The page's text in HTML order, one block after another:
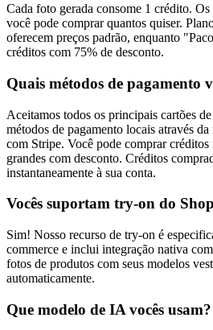
Cada foto gerada consome 1 crédito.
você pode comprar quantos quiser.
oferecem preços padrão, enquanto
créditos com 75% de desconto.
Quais métodos de pagamento
Aceitamos todos os principais cartões
métodos de pagamento locais através da
com Stripe. Você pode comprar
grandes com desconto. Créditos
instantaneamente à sua conta.
Vocês suportam try-on do
Sim! Nosso recurso de try-on é
commerce e inclui integração nativa
fotos de produtos com seus modelos
automaticamente.
Que modelo de IA vocês usam?